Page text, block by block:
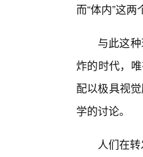
而“体内”这
与此这
炸的时代，
配以极具视
学的讨论。
人们在